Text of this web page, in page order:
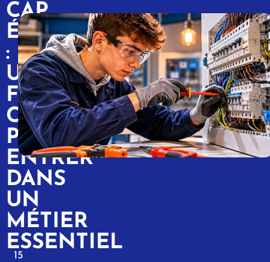
CAP
ÉLECTRICIEN
:
UNE
FORMATION
COURTE
POUR
ENTRER
DANS
UN
MÉTIER
ESSENTIEL
15